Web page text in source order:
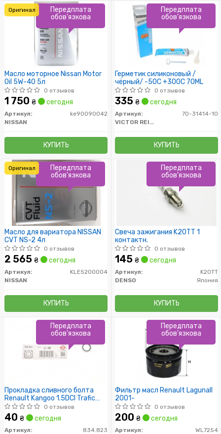
Масло моторное Nissan Motor
Oil 5W-40 5л
0 отзывов
1 750 ₴ сегодня
Артикул:
ke90090042
NISSAN
КУПИТЬ
Передплата
обов'язкова
Оригинал
Герметик силиконовый /
чёрный/ -50C +300C 70ML
0 отзывов
335 ₴ сегодня
Артикул:
70-31414-10
VICTOR REINZ
КУПИТЬ
Передплата
обов'язкова
Масло для вариатора NISSAN
CVT NS-2 4л
0 отзывов
2 565 ₴ сегодня
Артикул:
KLE5200004
NISSAN
КУПИТЬ
Передплата
обов'язкова
Оригинал
Свеча зажигания K20TT 1
контактн.
0 отзывов
145 ₴ сегодня
Артикул:
K20TT
DENSO
Япония
КУПИТЬ
Передплата
обов'язкова
Прокладка сливного болта
Renault Kangoo 1.5DCI Trafic
1.9Dci /16.7x24x1.5/
0 отзывов
40 ₴ сегодня
Артикул:
834.823
Передплата
обов'язкова
Фильтр масл Renault LagunaII
2001-
0 отзывов
200 ₴ сегодня
Артикул:
WL7254
Передплата
обов'язкова